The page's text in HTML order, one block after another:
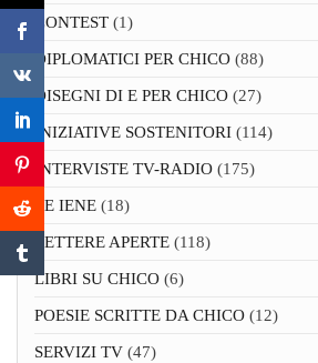
CONTEST (1)
DIPLOMATICI PER CHICO (88)
DISEGNI DI E PER CHICO (27)
INIZIATIVE SOSTENITORI (114)
INTERVISTE TV-RADIO (175)
LE IENE (18)
LETTERE APERTE (118)
LIBRI SU CHICO (6)
POESIE SCRITTE DA CHICO (12)
SERVIZI TV (47)